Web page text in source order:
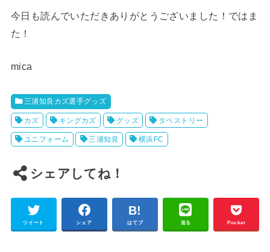
今日も読んでいただきありがとうございました！ではま
た！
mica
三浦知良カズ選手グッズ
カズ キングカズ グッズ タペストリー
ユニフォーム 三浦知良 横浜FC
シェアしてね！
ツイート シェア はてブ 送る Pocket